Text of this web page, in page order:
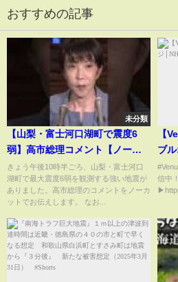
おすすめの記事
未分類
【山梨・富士河口湖町で震度6
弱】高市総理コメント【ノーカ
ット】（2026年6月26日）｜
TBS NEWS DIG #shorts
きょう午後10時半ごろ、山梨・富士河口
湖町で最大震度6弱を観測する強い地震が
ありました。高市総理のコメントをノーカ
ットでお伝えします。 なお...
【
ブ
信中